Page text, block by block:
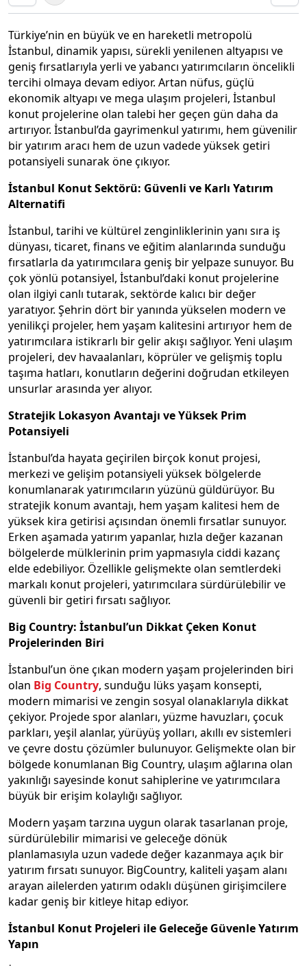
Türkiye’nin en büyük ve en hareketli metropolü
İstanbul, dinamik yapısı, sürekli yenilenen altyapısı ve
geniş fırsatlarıyla yerli ve yabancı yatırımcıların öncelikli
tercihi olmaya devam ediyor. Artan nüfus, güçlü
ekonomik altyapı ve mega ulaşım projeleri, İstanbul
konut projelerine olan talebi her geçen gün daha da
artırıyor. İstanbul’da gayrimenkul yatırımı, hem güvenilir
bir yatırım aracı hem de uzun vadede yüksek getiri
potansiyeli sunarak öne çıkıyor.
İstanbul Konut Sektörü: Güvenli ve Karlı Yatırım
Alternatifi
İstanbul, tarihi ve kültürel zenginliklerinin yanı sıra iş
dünyası, ticaret, finans ve eğitim alanlarında sunduğu
fırsatlarla da yatırımcılara geniş bir yelpaze sunuyor. Bu
çok yönlü potansiyel, İstanbul’daki konut projelerine
olan ilgiyi canlı tutarak, sektörde kalıcı bir değer
yaratıyor. Şehrin dört bir yanında yükselen modern ve
yenilikçi projeler, hem yaşam kalitesini artırıyor hem de
yatırımcılara istikrarlı bir gelir akışı sağlıyor. Yeni ulaşım
projeleri, dev havaalanları, köprüler ve gelişmiş toplu
taşıma hatları, konutların değerini doğrudan etkileyen
unsurlar arasında yer alıyor.
Stratejik Lokasyon Avantajı ve Yüksek Prim
Potansiyeli
İstanbul’da hayata geçirilen birçok konut projesi,
merkezi ve gelişim potansiyeli yüksek bölgelerde
konumlanarak yatırımcıların yüzünü güldürüyor. Bu
stratejik konum avantajı, hem yaşam kalitesi hem de
yüksek kira getirisi açısından önemli fırsatlar sunuyor.
Erken aşamada yatırım yapanlar, hızla değer kazanan
bölgelerde mülklerinin prim yapmasıyla ciddi kazanç
elde edebiliyor. Özellikle gelişmekte olan semtlerdeki
markalı konut projeleri, yatırımcılara sürdürülebilir ve
güvenli bir getiri fırsatı sağlıyor.
Big Country: İstanbul’un Dikkat Çeken Konut
Projelerinden Biri
İstanbul’un öne çıkan modern yaşam projelerinden biri
olan Big Country, sunduğu lüks yaşam konsepti,
modern mimarisi ve zengin sosyal olanaklarıyla dikkat
çekiyor. Projede spor alanları, yüzme havuzları, çocuk
parkları, yeşil alanlar, yürüyüş yolları, akıllı ev sistemleri
ve çevre dostu çözümler bulunuyor. Gelişmekte olan bir
bölgede konumlanan Big Country, ulaşım ağlarına olan
yakınlığı sayesinde konut sahiplerine ve yatırımcılara
büyük bir erişim kolaylığı sağlıyor.
Modern yaşam tarzına uygun olarak tasarlanan proje,
sürdürülebilir mimarisi ve geleceğe dönük
planlamasıyla uzun vadede değer kazanmaya açık bir
yatırım fırsatı sunuyor. BigCountry, kaliteli yaşam alanı
arayan ailelerden yatırım odaklı düşünen girişimcilere
kadar geniş bir kitleye hitap ediyor.
İstanbul Konut Projeleri ile Geleceğe Güvenle Yatırım
Yapın